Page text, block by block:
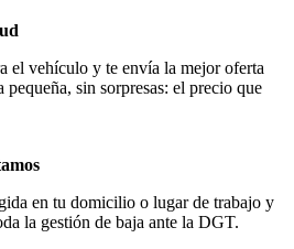
el vehículo y te envía la mejor oferta
pequeña, sin sorpresas: el precio que
en tu domicilio o lugar de trabajo y
la gestión de baja ante la DGT.